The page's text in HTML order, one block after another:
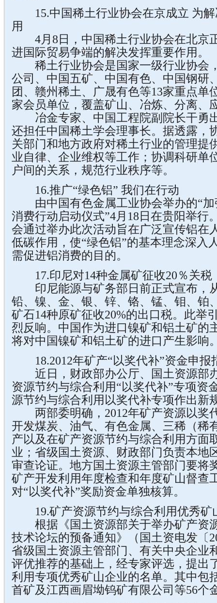
15.中国稀土行业协会在京成立 为解
用
4月8日，中国稀土行业协会在北京
进国际贸易争端的解决发挥重要作用。
稀土行业协会是国家一级行业协会
公司、中国五矿、中国有色、中国钢研
团、赣州稀土、广晟有色等13家重点单
家会员单位，覆盖矿山、冶炼、分离、
冶金专家、中国工程院副院长干勇
还担任中国稀土学会理事长。据透露，
关部门和地方政府对稀土行业的管理提
业自律、企业维权等工作；协调科研单
户间的关系，规范行业秩序等。
16.推广“绿色铝” 我们在行动
由中国有色金属工业协会举办的“加
消费行动启动仪式”4月18日在贵阳举行
会通过举办此次活动旨在广泛宣传铝在
低碳作用，使“绿色铝”的基本理念深入
需促进铝消费的目的。
17.印尼对14种金属矿征收20％关税
印尼能源与矿务部日前正式宣布，
铅、镍、金、银、锌、铬、锰、钼、铂
矿石14种原矿征收20%的出口税。此举
烈反响。中国作为进口镍矿和铝土矿的
将对中国镍矿和铝土矿的进口产生影响
18.2012年矿产“以奖代补”资金申报
近日，财政部办公厅、国土资源部
资源节约与综合利用“以奖代补”专项资
源节约与综合利用以奖代补专项作出新
两部委明确，2012年矿产资源以奖
开发煤炭、油气、有色金属、三稀（稀
产以及在矿产资源节约与综合利用方面
业；省级国土资源、财政部门负责本地
审查论证。地方国土资源主管部门要将
矿产开发利用年度检查和年度矿山督查
对“以奖代补”奖励资金单独核算。
19.矿产资源节约与综合利用优秀矿
根据《国土资源部关于举办矿产资
技术论坛的预备通知》（国土资电发〔
省级国土资源主管部门、有关中央企业
评优推荐的基础上，经专家评选，提出
利用专项优秀矿山企业的名单。其中包
首矿及江西画眉坳钨矿有限公司等56个